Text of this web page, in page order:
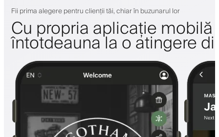
Fii prima alegere pentru clienții tăi, chiar în buzunarul lor
Cu propria aplicație mobilă
întotdeauna la o atingere